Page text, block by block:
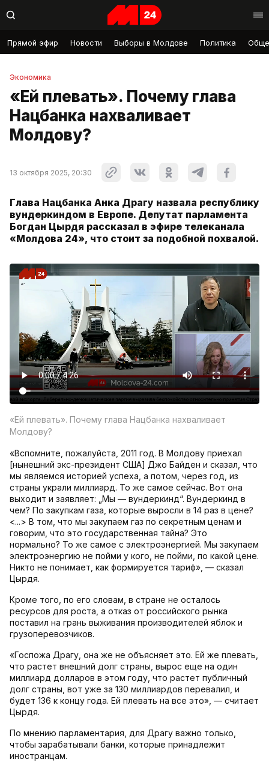
Прямой эфир Новости Выборы в Молдове Политика
Экономика
«Ей плевать». Почему глава
Нацбанка нахваливает
Молдову?
13 октября 2025, 20:30
Глава Нацбанка Анка Драгу назвала республику
вундеркиндом в Европе. Депутат парламента
Богдан Цырдя рассказал в эфире телеканала
«Молдова 24», что стоит за подобной похвалой.
«Ей плевать». Почему глава Нацбанка нахваливает
Молдову?
«Вспомните, пожалуйста, 2011 год. В Молдову приехал
[нынешний экс-президент США] Джо Байден и сказал, что
мы являемся историей успеха, а потом, через год, из
страны украли миллиард. То же самое сейчас. Вот она
выходит и заявляет: „Мы — вундеркинд“. Вундеркинд в
чем? По закупкам газа, которые выросли в 14 раз в цене?
<...> В том, что мы закупаем газ по секретным ценам и
говорим, что это государственная тайна? Это
нормально? То же самое с электроэнергией. Мы закупаем
электроэнергию не пойми у кого, не пойми, по какой цене.
Никто не понимает, как формируется тариф», — сказал
Цырдя.
Кроме того, по его словам, в стране не осталось
ресурсов для роста, а отказ от российского рынка
поставил на грань выживания производителей яблок и
грузоперевозчиков.
«Госпожа Драгу, она же не объясняет это. Ей же плевать,
что растет внешний долг страны, вырос еще на один
миллиард долларов в этом году, что растет публичный
долг страны, вот уже за 130 миллиардов перевалил, и
будет 136 к концу года. Ей плевать на все это», — считает
Цырдя.
По мнению парламентария, для Драгу важно только,
чтобы зарабатывали банки, которые принадлежит
иностранцам.